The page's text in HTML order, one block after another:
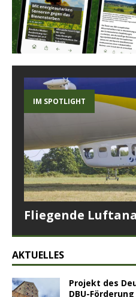
IM SPOTLIGHT
Fliegende
AKTUELLES
Projekt des
DBU-Förderung